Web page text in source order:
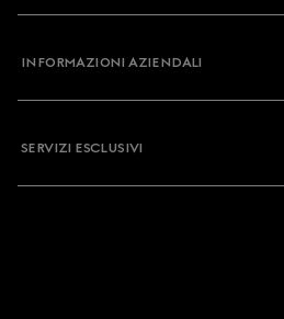
INFORMAZIONI AZIENDALI
SERVIZI ESCLUSIVI